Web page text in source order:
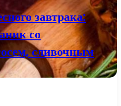
завтрака:
со
сливочным